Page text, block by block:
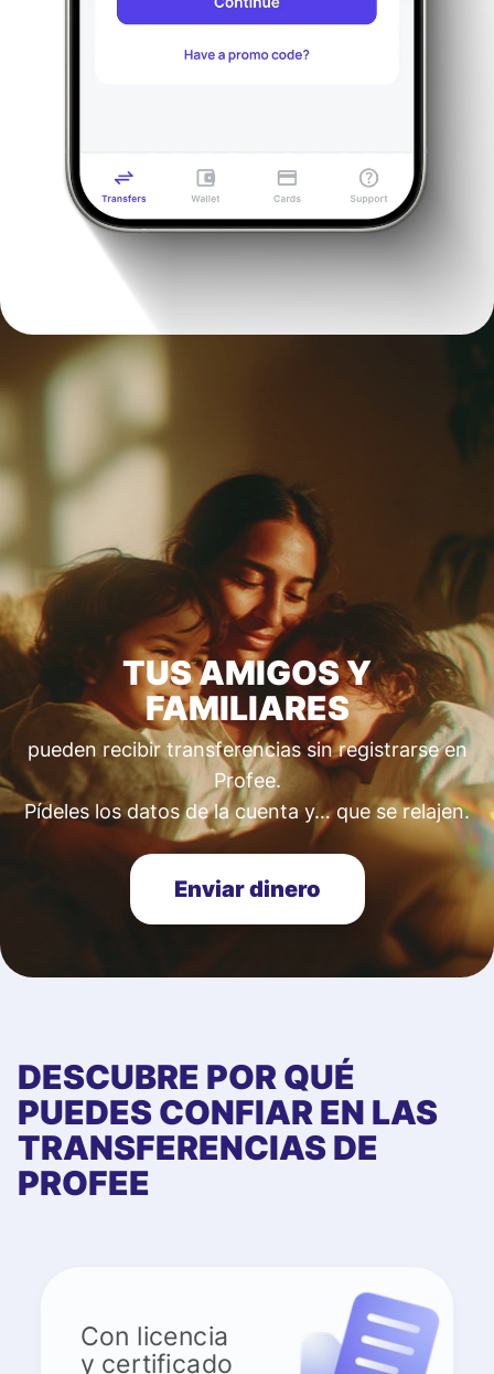
TUS AMIGOS Y
FAMILIARES
pueden recibir transferencias sin registrarse en
Profee.
Pídeles los datos de la cuenta y… que se relajen.
Enviar dinero
DESCUBRE POR QUÉ
PUEDES CONFIAR EN LAS
TRANSFERENCIAS DE
PROFEE
Con licencia
y certificado